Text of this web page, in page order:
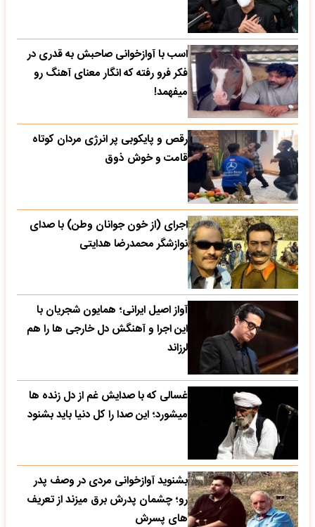
اسب با آوازخوانی صاحبش به قدری در
فکر فرو رفته که انگار معنای آهنگ رو
میفهمد!
رقص و پایکوبی پر انرژی مردان کوتاه
قامت و خوش ذوق
اجرای (از خون جوانان وطن) با صدای
نوازشگر محمدرضا هدایتی
آواز اصیل ایرانی؛ همایون شجریان با
این اجرا و آهنگش دل خارجی ها را هم
لرزاند
غسالی که با صدایش غم از دل زنده ها
میشورد؛ این صدا را کل دنیا باید بشنود
بشنوید آوازخوانی مردی در وصف پدر
رو؛ چشمان پدرش برق میزند از تعریف
های پسرش